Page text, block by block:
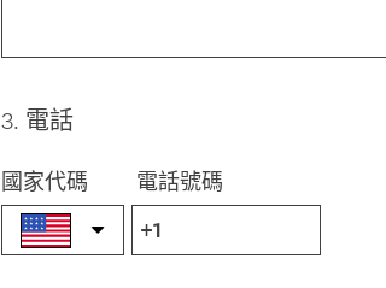
Question
3. 電話
國家代碼 電話號碼